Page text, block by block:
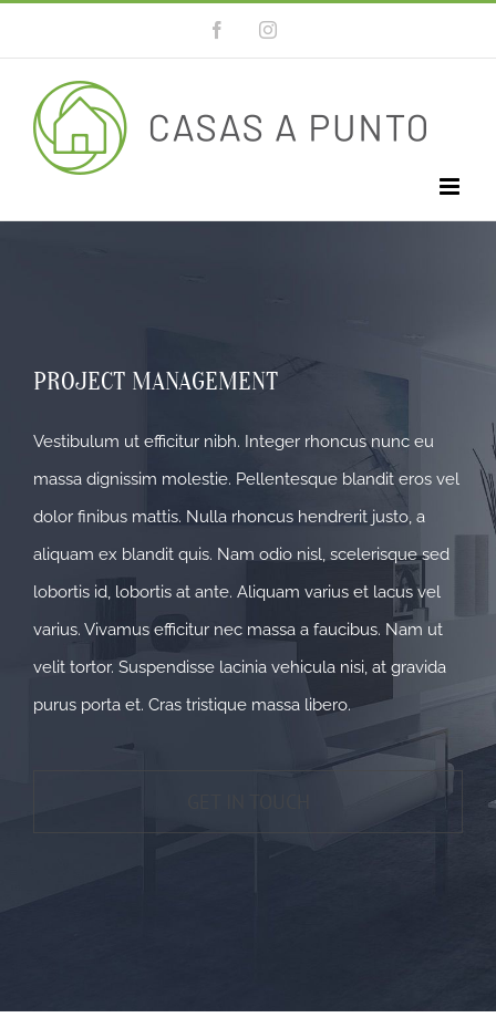
Abrir barra de herramientas
al
contenido
FacebookInstagram
PROJECT MANAGEMENT
Vestibulum ut efficitur nibh. Integer rhoncus nunc eu
massa dignissim molestie. Pellentesque blandit eros vel
dolor finibus mattis. Nulla rhoncus hendrerit justo, a
aliquam ex blandit quis. Nam odio nisl, scelerisque sed
lobortis id, lobortis at ante. Aliquam varius et lacus vel
varius. Vivamus efficitur nec massa a faucibus. Nam ut
velit tortor. Suspendisse lacinia vehicula nisi, at gravida
purus porta et. Cras tristique massa libero.